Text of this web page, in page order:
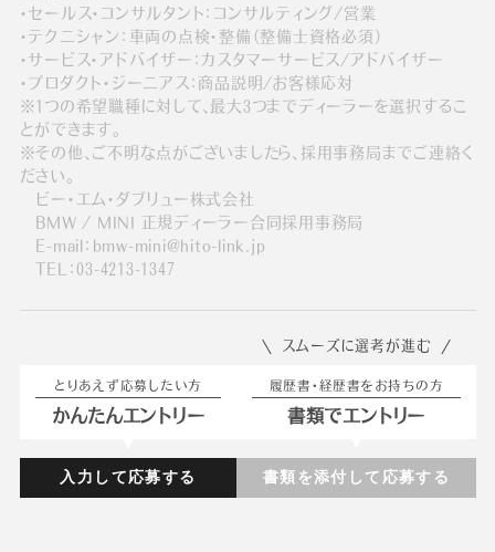
・セールス・コンサルタント：コンサルティング/営業
・テクニシャン：車両の点検・整備（整備士資格必須）
・サービス・アドバイザー：カスタマーサービス/アドバイザー
・プロダクト・ジーニアス：商品説明/お客様応対
※1つの希望職種に対して、最大3つまでディーラーを選択するこ
とができます。
※その他、ご不明な点がございましたら、採用事務局までご連絡く
ださい。
ビー・エム・ダブリュー株式会社
BMW / MINI 正規ディーラー合同採用事務局
E-mail：bmw-mini@hito-link.jp
TEL：03-4213-1347
とりあえず応募したい方
かんたんエントリー
入力して応募する
スムーズに選考が進む
履歴書・経歴書をお持ちの方
書類でエントリー
書類を添付して応募する